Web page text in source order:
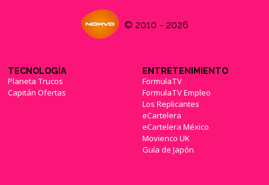
© 2010 - 2026
TECNOLOGÍA
Planeta Trucos
Capitán Ofertas
ENTRETENIMIENTO
FormulaTV
FormulaTV Empleo
Los Replicantes
eCartelera
eCartelera México
Movienco UK
Guía de Japón